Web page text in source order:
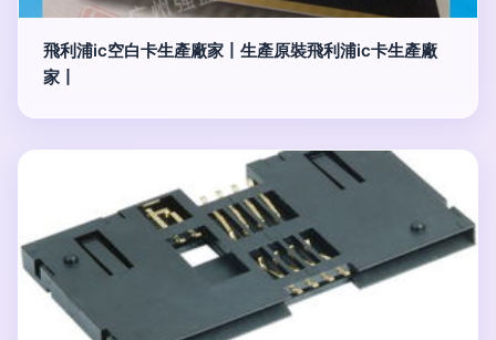
飛利浦ic空白卡生產廠家丨生產原裝飛利浦ic卡生產廠
家丨